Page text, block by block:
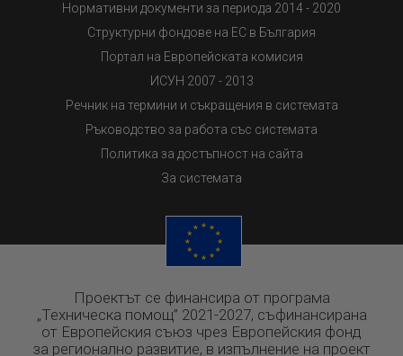
Нормативни документи за периода 2014 - 2020
Структурни фондове на ЕС в България
Портал на Европейската комисия
ИСУН 2007 - 2013
Речник на термини и съкращения в системата
Ръководство за работа със системата
Политика за достъпност на сайта
За системата
Проектът се финансира от програма
„Техническа помощ” 2021-2027, съфинансирана
от Европейския съюз чрез Европейския фонд
за регионално развитие, в изпълнение на проект